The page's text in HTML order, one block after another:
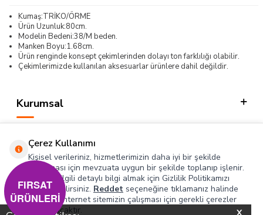
Kumaş:TRİKO/ÖRME
Ürün Uzunluk:80cm.
Modelin Bedeni:38/M beden.
Manken Boyu:1.68cm.
Ürün renginde konsept çekimlerinden dolayı ton farklılığı olabilir.
Çekimlerimizde kullanılan aksesuarlar ürünlere dahil değildir.
Kurumsal
Hızlı Erişim
Sosyal
Adres & İletişim
Çerez Kullanımı
Kişisel verileriniz, hizmetlerimizin daha iyi bir şekilde
sunulması için mevzuata uygun bir şekilde toplanıp işlenir.
Konuyla ilgili detaylı bilgi almak için Gizlilik Politikamızı
inceleyebilirsiniz. Reddet seçeneğine tıklamanız halinde
yalnızca internet sitemizin çalışması için gerekli çerezler
kullanılacaktır.
FIRSAT
ÜRÜNLERİ